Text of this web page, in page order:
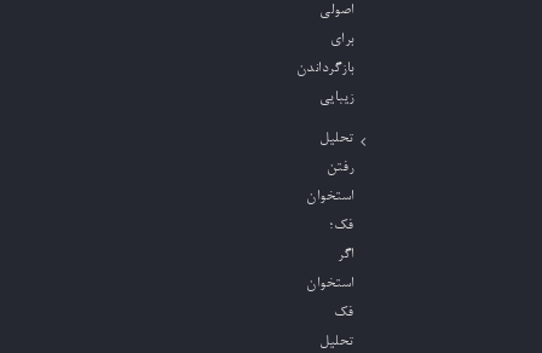
اصولی
برای
بازگرداندن
زیبایی
تحلیل
رفتن
استخوان
فک؛
اگر
استخوان
فک
تحلیل